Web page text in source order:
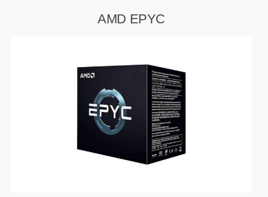
AI PC STANICE
HERNÍ NTB
GRAFICKÉ KARTY
AMD EPYC